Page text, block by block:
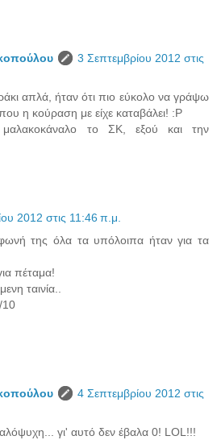
3 Σεπτεμβρίου 2012 στις
απλά, ήταν ότι πιο εύκολο να γράψω
η κούραση με είχε καταβάλει! :P
μαλακοκάναλο το ΣΚ, εξού και την
2012 στις 11:46 π.μ.
φωνή της όλα τα υπόλοιπα ήταν για τα
πέταμα!
ταινία..
10
4 Σεπτεμβρίου 2012 στις
γι' αυτό δεν έβαλα 0! LOL!!!